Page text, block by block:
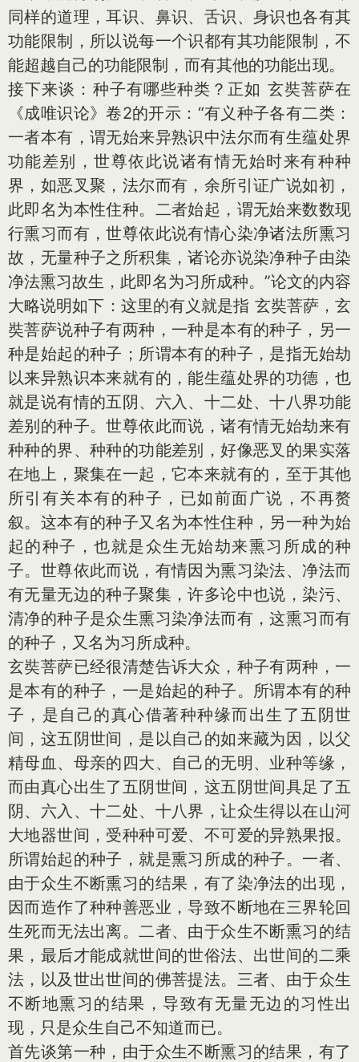
同样的道理，耳识、鼻识、舌识、身识也各有其
功能限制，所以说每一个识都有其功能限制，不
能超越自己的功能限制，而有其他的功能出现。
接下来谈：种子有哪些种类？正如 玄奘菩萨在
《成唯识论》卷2的开示：“有义种子各有二类：
一者本有，谓无始来异熟识中法尔而有生蕴处界
功能差别，世尊依此说诸有情无始时来有种种
界，如恶叉聚，法尔而有，余所引证广说如初，
此即名为本性住种。二者始起，谓无始来数数现
行熏习而有，世尊依此说有情心染净诸法所熏习
故，无量种子之所积集，诸论亦说染净种子由染
净法熏习故生，此即名为习所成种。”论文的内容
大略说明如下：这里的有义就是指 玄奘菩萨，玄
奘菩萨说种子有两种，一种是本有的种子，另一
种是始起的种子；所谓本有的种子，是指无始劫
以来异熟识本来就有的，能生蕴处界的功德，也
就是说有情的五阴、六入、十二处、十八界功能
差别的种子。世尊依此而说，诸有情无始劫来有
种种的界、种种的功能差别，好像恶叉的果实落
在地上，聚集在一起，它本来就有的，至于其他
所引有关本有的种子，已如前面广说，不再赘
叙。这本有的种子又名为本性住种，另一种为始
起的种子，也就是众生无始劫来熏习所成的种
子。世尊依此而说，有情因为熏习染法、净法而
有无量无边的种子聚集，许多论中也说，染污、
清净的种子是众生熏习染净法而有，这熏习而有
的种子，又名为习所成种。
玄奘菩萨已经很清楚告诉大众，种子有两种，一
是本有的种子，一是始起的种子。所谓本有的种
子，是自己的真心借著种种缘而出生了五阴世
间，这五阴世间，是以自己的如来藏为因，以父
精母血、母亲的四大、自己的无明、业种等缘，
而由真心出生了五阴世间，这五阴世间具足了五
阴、六入、十二处、十八界，让众生得以在山河
大地器世间，受种种可爱、不可爱的异熟果报。
所谓始起的种子，就是熏习所成的种子。一者、
由于众生不断熏习的结果，有了染净法的出现，
因而造作了种种善恶业，导致不断地在三界轮回
生死而无法出离。二者、由于众生不断熏习的结
果，最后才能成就世间的世俗法、出世间的二乘
法，以及世出世间的佛菩提法。三者、由于众生
不断地熏习的结果，导致有无量无边的习性出
现，只是众生自己不知道而已。
首先谈第一种，由于众生不断熏习的结果，有了